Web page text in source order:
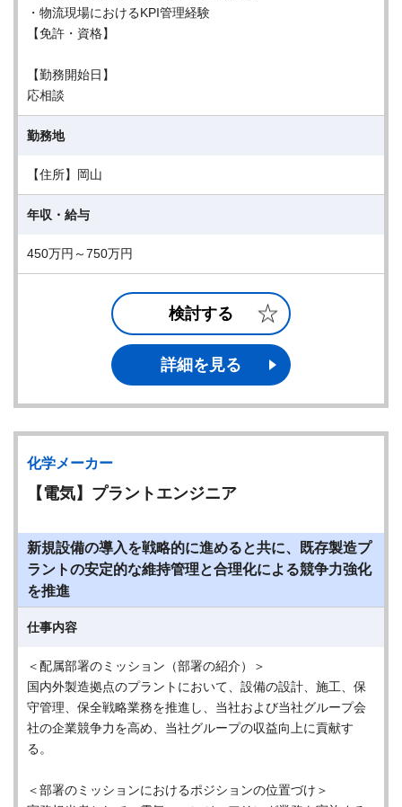
・物流現場におけるKPI管理経験
【免許・資格】
【勤務開始日】
応相談
勤務地
【住所】岡山
年収・給与
450万円～750万円
検討する
詳細を見る
化学メーカー
【電気】プラントエンジニア
新規設備の導入を戦略的に進めると共に、既存製造プ
ラントの安定的な維持管理と合理化による競争力強化
を推進
仕事内容
＜配属部署のミッション（部署の紹介）＞
国内外製造拠点のプラントにおいて、設備の設計、施工、保
守管理、保全戦略業務を推進し、当社および当社グループ会
社の企業競争力を高め、当社グループの収益向上に貢献す
る。
＜部署のミッションにおけるポジションの位置づけ＞